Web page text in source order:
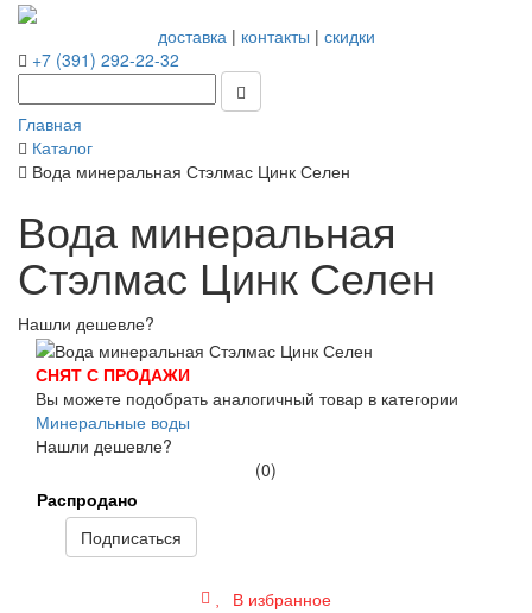
доставка| контакты | скидки
+7 (391) 292-22-32
Главная
Каталог
Вода минеральная Стэлмас Цинк Селен
Вода минеральная
Стэлмас Цинк Селен
Нашли дешевле?
СНЯТ С ПРОДАЖИ
Вы можете подобрать аналогичный товар в категории
Минеральные воды
Нашли дешевле?
(0)
Распродано
Подписаться
В избранное